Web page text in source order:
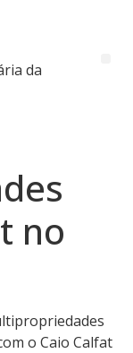
da
no
o Caio Calfat